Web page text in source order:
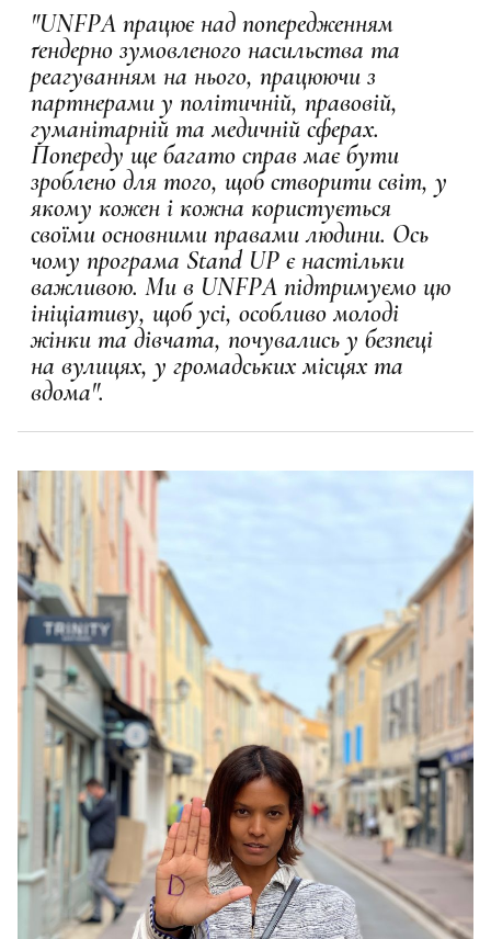
"UNFPA працює над попередженням
ґендерно зумовленого насильства та
реагуванням на нього, працюючи з
партнерами у політичній, правовій,
гуманітарній та медичній сферах.
Попереду ще багато справ має бути
зроблено для того, щоб створити світ, у
якому кожен і кожна користується
своїми основними правами людини. Ось
чому програма Stand UP є настільки
важливою. Ми в UNFPA підтримуємо цю
ініціативу, щоб усі, особливо молоді
жінки та дівчата, почувались у безпеці
на вулицях, у громадських місцях та
вдома".